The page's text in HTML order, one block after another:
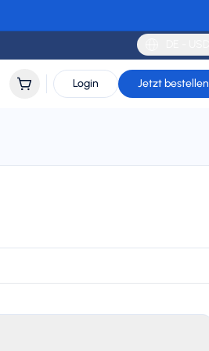
Login Jetzt bestellen
NOVA, Landsiminn, Three, Meteor, TIM,